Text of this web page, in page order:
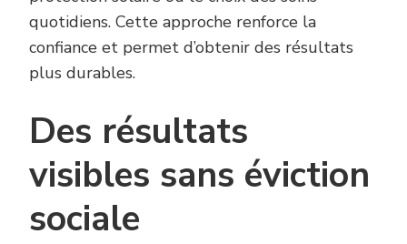
quotidiens. Cette approche renforce la
confiance et permet d’obtenir des résultats
plus durables.
Des résultats
visibles sans éviction
sociale